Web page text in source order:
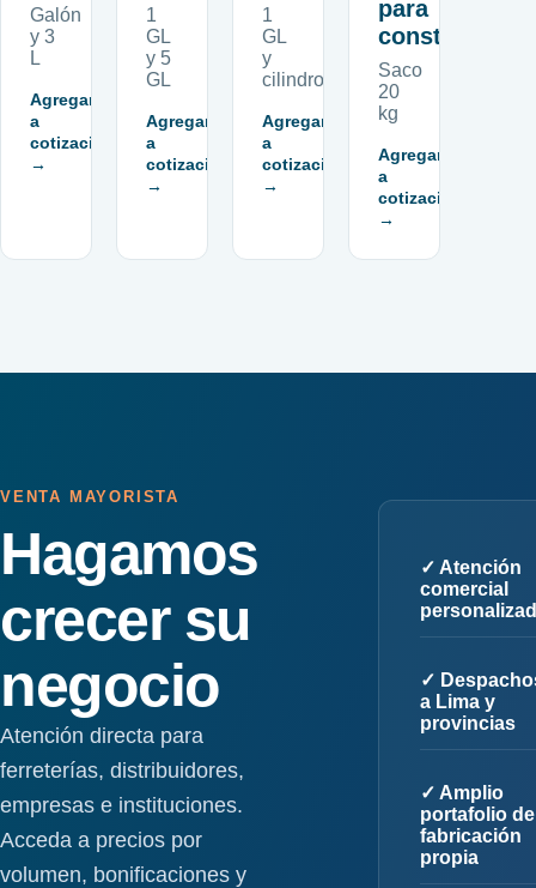
Galón
y 3
L
Agregar
a
cotización
→
1
GL
y 5
GL
Agregar
a
cotización
→
1
GL
y
cilindro
Agregar
a
cotización
→
para
construcción
Saco
20
kg
Agregar
a
cotización
→
VENTA MAYORISTA
Hagamos
crecer su
negocio
Atención directa para
ferreterías, distribuidores,
empresas e instituciones.
Acceda a precios por
volumen, bonificaciones y
✓ Atención
comercial
✓
a Lima y
provincias
✓ Amplio
portafolio de
fabricación
propia